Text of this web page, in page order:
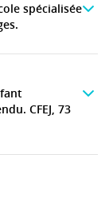
spécialisée
CFEJ, 73